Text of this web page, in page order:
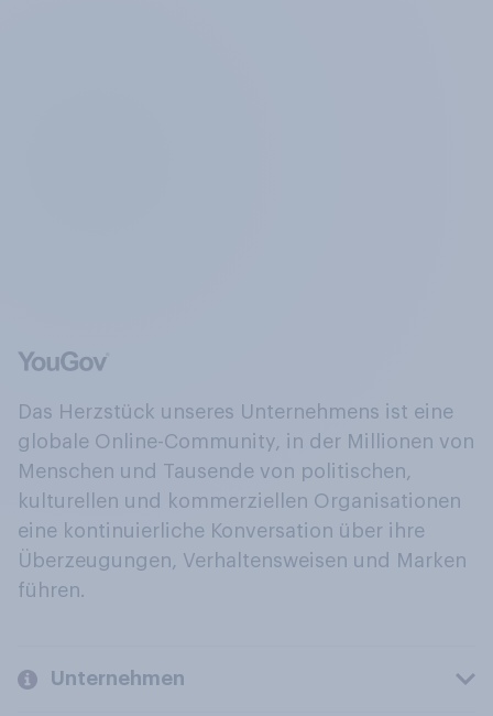
Das Herzstück unseres Unternehmens ist eine
globale Online-Community, in der Millionen von
Menschen und Tausende von politischen,
kulturellen und kommerziellen Organisationen
eine kontinuierliche Konversation über ihre
Überzeugungen, Verhaltensweisen und Marken
führen.
Unternehmen